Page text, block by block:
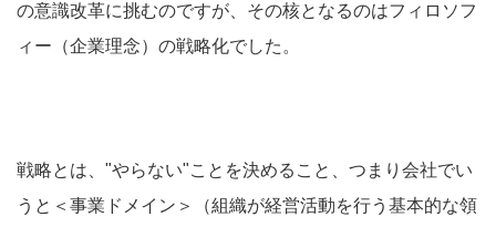
の意識改革に挑むのですが、その核となるのはフィロソフ
ィー（企業理念）の戦略化でした。
戦略とは、"やらない"ことを決めること、つまり会社でい
うと＜事業ドメイン＞（組織が経営活動を行う基本的な領